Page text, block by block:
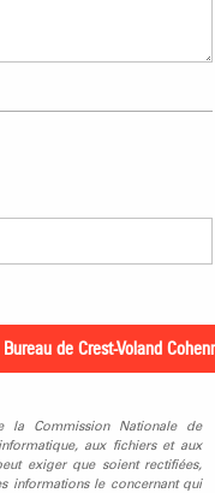
Commission Nationale de
aux fichiers et aux
exiger que soient rectifiées,
informations le concernant qui